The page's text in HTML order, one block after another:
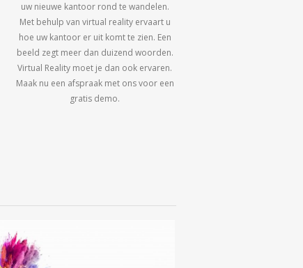
uw nieuwe kantoor rond te wandelen.
Met behulp van virtual reality ervaart u
hoe uw kantoor er uit komt te zien. Een
beeld zegt meer dan duizend woorden.
Virtual Reality moet je dan ook ervaren.
Maak nu een afspraak met ons voor een
gratis demo.